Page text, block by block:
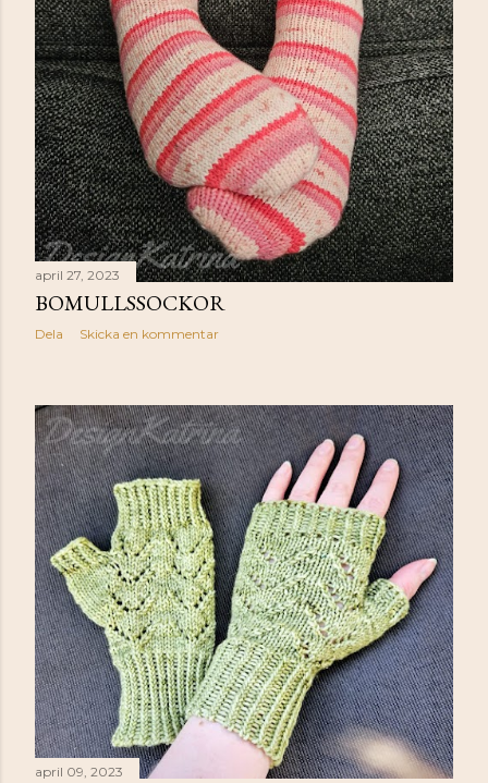
april 27, 2023
BOMULLSSOCKOR
Dela Skicka en kommentar
april 09, 2023